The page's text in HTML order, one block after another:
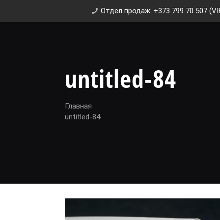
Отдел продаж: +373 799 70 507
untitled-84
Главная
untitled-84